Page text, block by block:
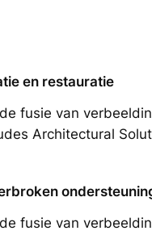
en restauratie
fusie van
Architectural
fusie van